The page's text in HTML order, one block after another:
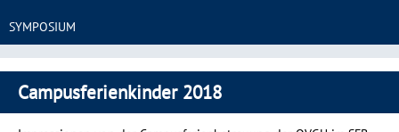
SYMPOSIUM
Campusferienkinder 2018